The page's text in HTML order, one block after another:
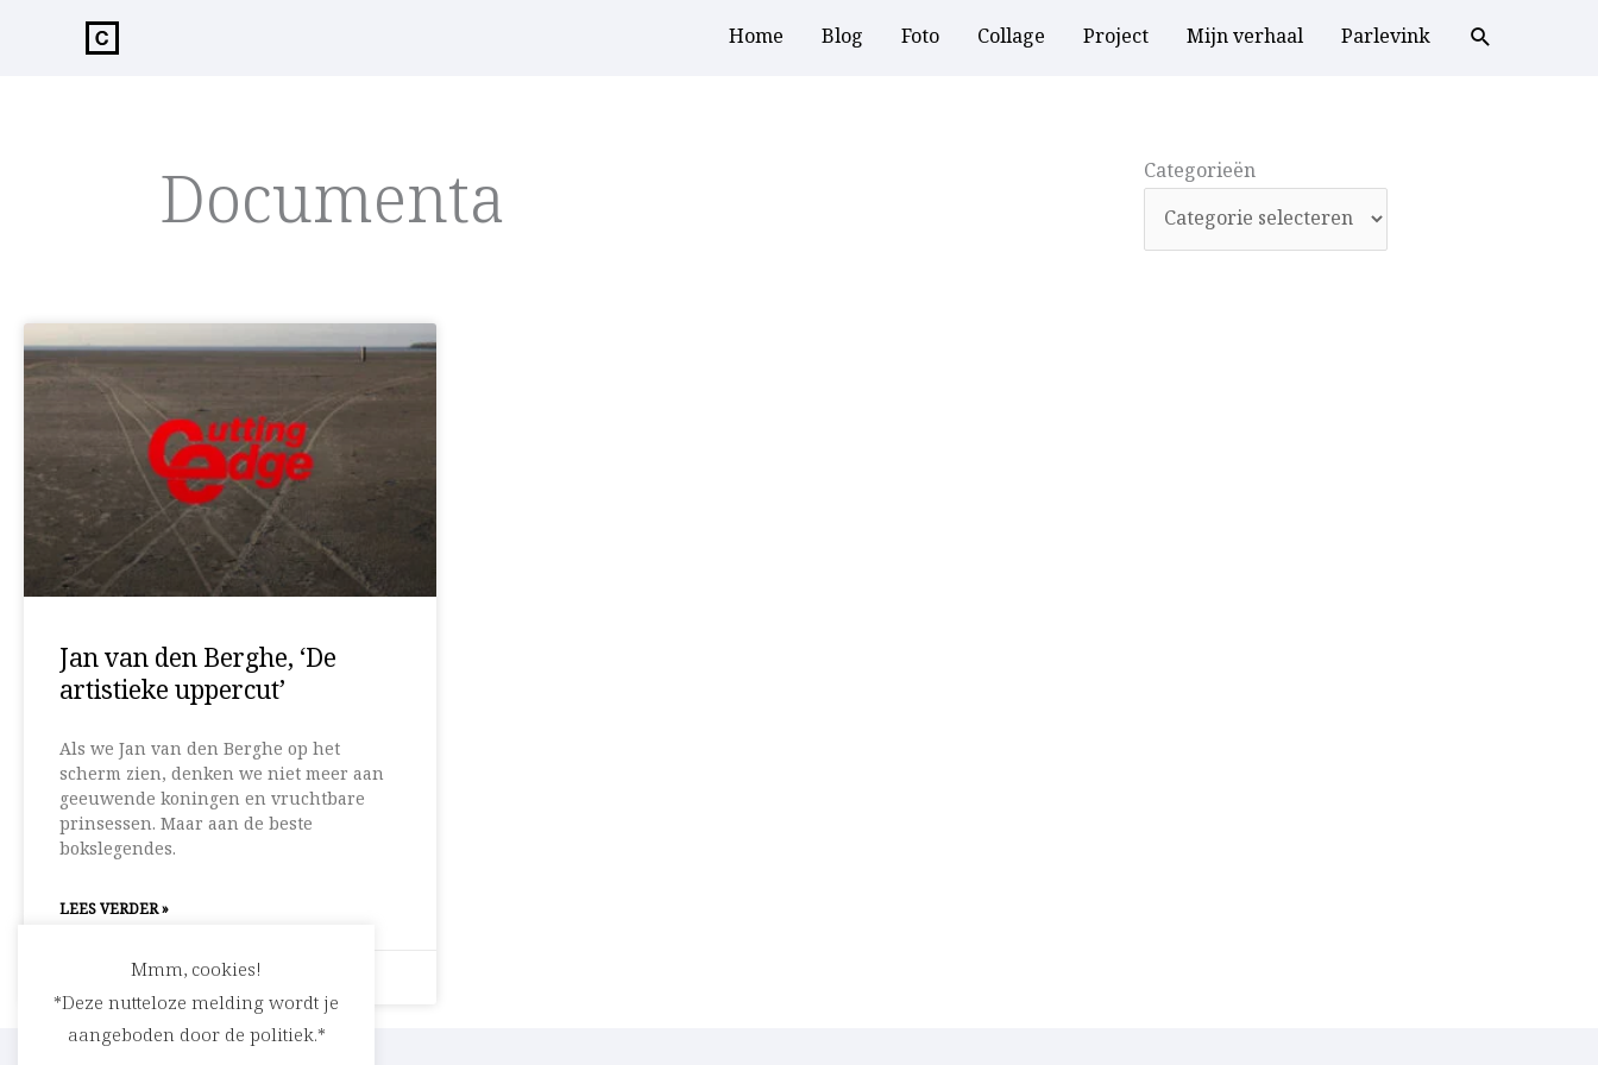
Home Blog Foto Collage Project Mijn verhaal Parlevink
Documenta Categorieën
Categorieën
Jan van den Berghe, ‘De
artistieke uppercut’
Als we Jan van den Berghe op het
scherm zien, denken we niet meer aan
geeuwende koningen en vruchtbare
prinsessen. Maar aan de beste
bokslegendes.
LEES VERDER »
1 februari 2014 Geen reacties
Mmm, cookies!
*Deze nutteloze melding wordt je
aangeboden door de politiek.*